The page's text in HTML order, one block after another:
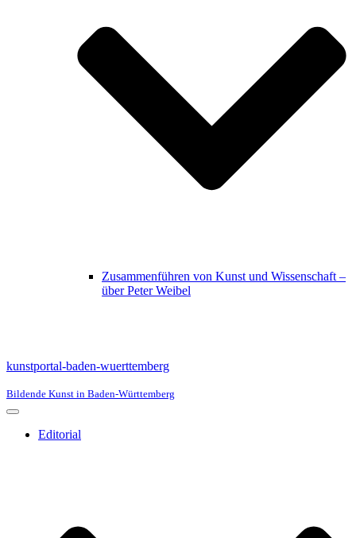
Zusammenführen von Kunst und Wissenschaft –
über Peter Weibel
kunstportal-baden-wuerttemberg
Bildende Kunst in Baden-Württemberg
Navigationsmenü
Editorial